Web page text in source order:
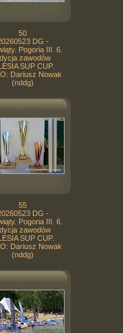
50
DG -
Pogoria III. 6.
zawodów
SUP CUP.
Dariusz Nowak
(nddg)
55
DG -
Pogoria III. 6.
zawodów
SUP CUP.
Dariusz Nowak
(nddg)